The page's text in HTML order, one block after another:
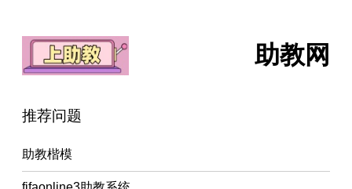
助教网
推荐问题
助教楷模